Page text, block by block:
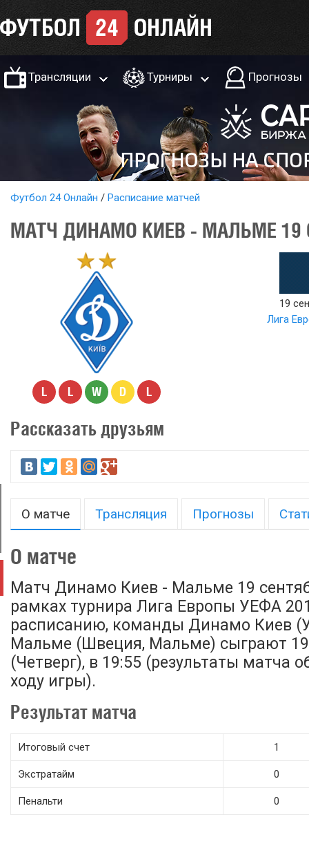
Трансляции Турниры Прогнозы
Футбол 24 Онлайн Расписание матчей
МАТЧ ДИНАМО КИЕВ - МАЛЬМЕ 19
L L W D L
19
Лига
Рассказать друзьям
О матче Трансляция Прогнозы
О матче
Матч Динамо Киев - Мальме 19
рамках турнира Лига Европы УЕФА
расписанию, команды Динамо Киев
Мальме (Швеция, Мальме) сыграют 19
(Четверг), в 19:55 (результаты матча
ходу игры).
Результат матча
Итоговый счет 1
Экстратайм 0
Пенальти 0